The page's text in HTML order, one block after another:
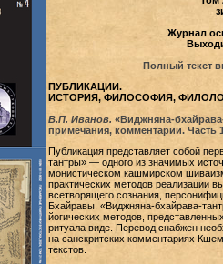
Журнал
Полный текст
ПУБЛИКАЦИИ.
ИСТОРИЯ, ФИЛОСОФИЯ,
В.П. Иванов. «Виджняна-
примечания, комментарии. Часть
Публикация представляет собой
тантры» — одного из значимых
монистическом кашмирском
практических методов реализации
всетворящего сознания,
Бхайравы. «Виджняна-бхайрава-
йогических методов,
ритуала виде. Перевод снабжен
на санскритских комментариях
текстов.